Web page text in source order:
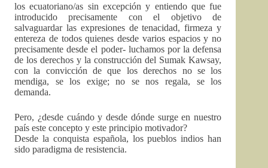
los ecuatoriano/as sin excepción y entiendo que fue
introducido precisamente con el objetivo de
salvaguardar las expresiones de tenacidad, firmeza y
entereza de todos quienes desde varios espacios y no
precisamente desde el poder- luchamos por la defensa
de los derechos y la construcción del Sumak Kawsay,
con la convicción de que los derechos no se los
mendiga, se los exige; no se nos regala, se los
demanda.
Pero, ¿desde cuándo y desde dónde surge en nuestro
país este concepto y este principio motivador?
Desde la conquista española, los pueblos indios han
sido paradigma de resistencia.